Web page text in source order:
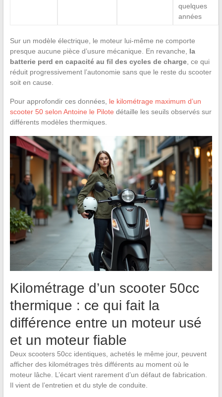
quelques
années
Sur un modèle électrique, le moteur lui-même ne comporte
presque aucune pièce d’usure mécanique. En revanche, la
batterie perd en capacité au fil des cycles de charge, ce qui
réduit progressivement l’autonomie sans que le reste du scooter
soit en cause.
Pour approfondir ces données, le kilométrage maximum d’un
scooter 50 selon Antoine le Pilote détaille les seuils observés sur
différents modèles thermiques.
Kilométrage d’un scooter 50cc
thermique : ce qui fait la
différence entre un moteur usé
et un moteur fiable
Deux scooters 50cc identiques, achetés le même jour, peuvent
afficher des kilométrages très différents au moment où le
moteur lâche. L’écart vient rarement d’un défaut de fabrication.
Il vient de l’entretien et du style de conduite.